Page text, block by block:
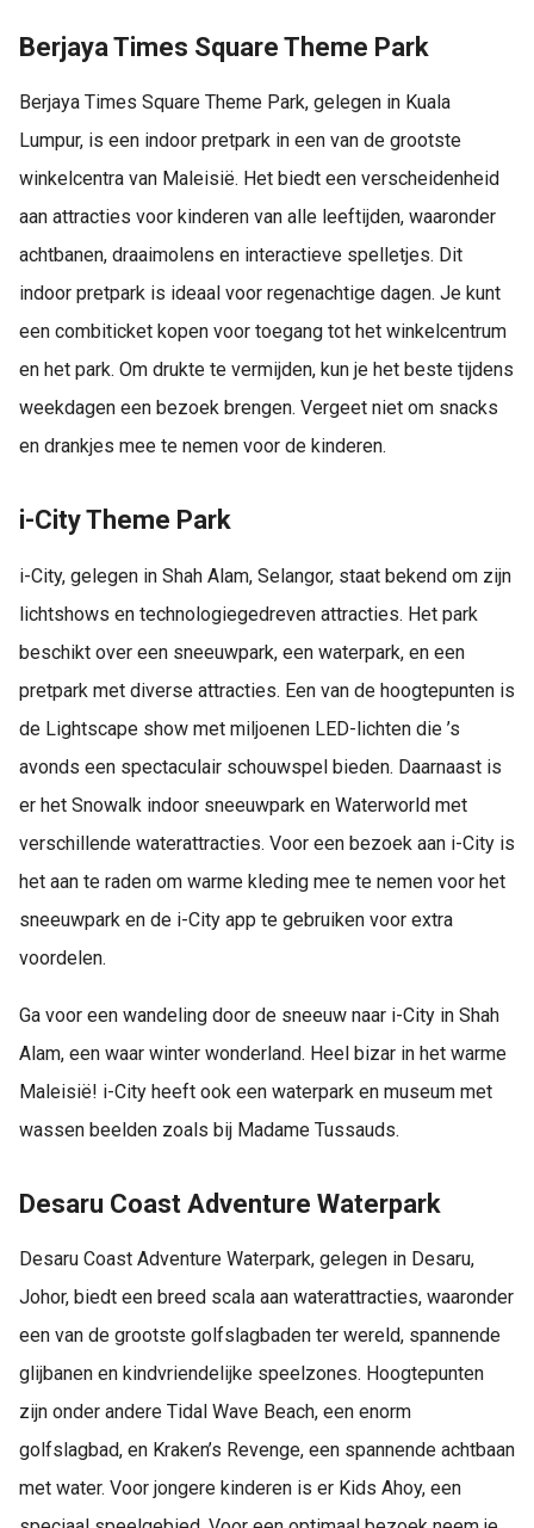
Berjaya Times Square Theme Park
Berjaya Times Square Theme Park, gelegen in Kuala
Lumpur, is een indoor pretpark in een van de grootste
winkelcentra van Maleisië. Het biedt een verscheidenheid
aan attracties voor kinderen van alle leeftijden, waaronder
achtbanen, draaimolens en interactieve spelletjes. Dit
indoor pretpark is ideaal voor regenachtige dagen. Je kunt
een combiticket kopen voor toegang tot het winkelcentrum
en het park. Om drukte te vermijden, kun je het beste tijdens
weekdagen een bezoek brengen. Vergeet niet om snacks
en drankjes mee te nemen voor de kinderen.
i-City Theme Park
i-City, gelegen in Shah Alam, Selangor, staat bekend om zijn
lichtshows en technologiegedreven attracties. Het park
beschikt over een sneeuwpark, een waterpark, en een
pretpark met diverse attracties. Een van de hoogtepunten is
de Lightscape show met miljoenen LED-lichten die ’s
avonds een spectaculair schouwspel bieden. Daarnaast is
er het Snowalk indoor sneeuwpark en Waterworld met
verschillende waterattracties. Voor een bezoek aan i-City is
het aan te raden om warme kleding mee te nemen voor het
sneeuwpark en de i-City app te gebruiken voor extra
voordelen.
Ga voor een wandeling door de sneeuw naar i-City in Shah
Alam, een waar winter wonderland. Heel bizar in het warme
Maleisië! i-City heeft ook een waterpark en museum met
wassen beelden zoals bij Madame Tussauds.
Desaru Coast Adventure Waterpark
Desaru Coast Adventure Waterpark, gelegen in Desaru,
Johor, biedt een breed scala aan waterattracties, waaronder
een van de grootste golfslagbaden ter wereld, spannende
glijbanen en kindvriendelijke speelzones. Hoogtepunten
zijn onder andere Tidal Wave Beach, een enorm
golfslagbad, en Kraken’s Revenge, een spannende achtbaan
met water. Voor jongere kinderen is er Kids Ahoy, een